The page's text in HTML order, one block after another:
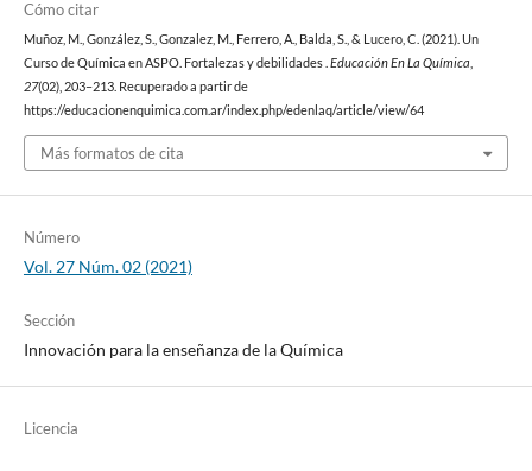
Cómo citar
Muñoz, M., González, S., Gonzalez, M., Ferrero, A., Balda, S., & Lucero, C. (2021). Un
Curso de Química en ASPO. Fortalezas y debilidades . Educación En La Química
27(02), 203–213. Recuperado a partir de
https://educacionenquimica.com.ar/index.php/edenlaq/article/view/64
Más formatos de cita
Número
Vol. 27 Núm. 02 (2021)
Sección
Innovación para la enseñanza de la Química
Licencia